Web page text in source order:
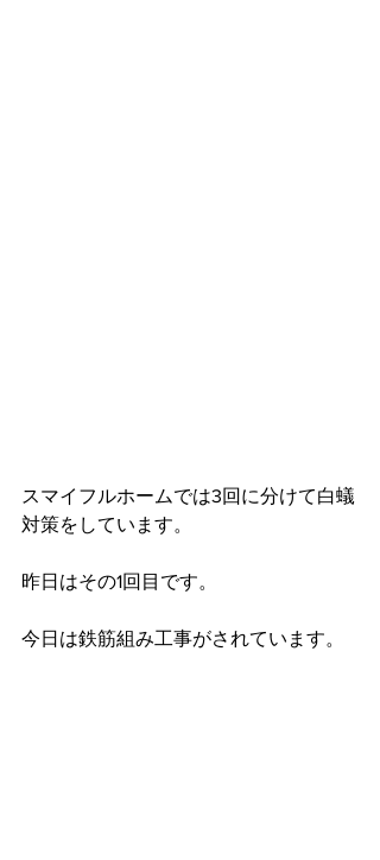
スマイフルホームでは3回に分けて白蟻
対策をしています。
昨日はその1回目です。
今日は鉄筋組み工事がされています。